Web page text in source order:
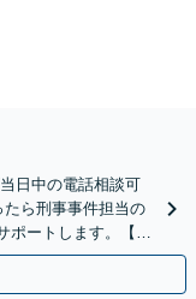
日中の電話相談可
ら刑事事件担当の
ポートします。【毎